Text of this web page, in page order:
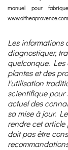
manuel pour
Les informations
diagnostiquer,
quelconque. Les
plantes et des
l'utilisation
scientifique pour
actuel des
sa mise à jour.
rendre cet article
doit pas être